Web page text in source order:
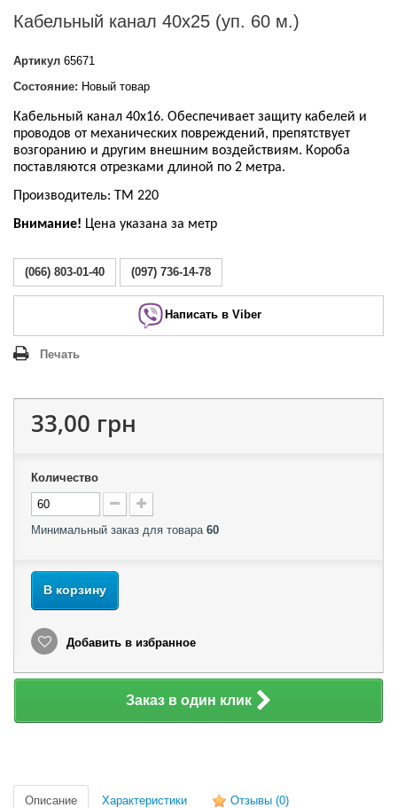
Кабельный канал 40х25 (уп. 60 м.)
Артикул 65671
Состояние: Новый товар
Кабельный канал 40х16. Обеспечивает защиту кабелей и
проводов от механических повреждений, препятствует
возгоранию и другим внешним воздействиям. Короба
поставляются отрезками длиной по 2 метра.
Производитель: ТМ 220
Внимание! Цена указана за метр
(066) 803-01-40 (097) 736-14-78
Написать в Viber
Печать
33,00 грн
Количество
Минимальный заказ для товара 60
В корзину
Добавить в избранное
Заказ в один клик
Описание Характеристики Отзывы (0)